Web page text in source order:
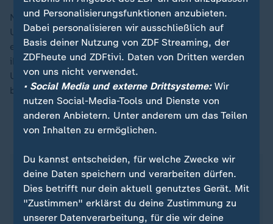
Nie ist nie ein gutes Argument, es ist alles möglich.
Und deswegen, die SPD-Spitze, zu der ich nur im
erweiterten Kreis gehöre und nicht zum Inneren, wird
ihren Weg finden. Olaf hat gesagt, er macht es wieder.
Und darüber wird jetzt zu entscheiden sein, ich hoffe
bald. Und dann gehen wir in den Wahlkampf.
ZDFheute auf WhatsApp
und Personalisierungsfunktionen anzubieten.
Dabei personalisieren wir ausschließlich auf
Basis deiner Nutzung von ZDF Streaming, der
ZDFheute und ZDFtivi. Daten von Dritten werden
von uns nicht verwendet.
• Social Media und externe Drittsysteme:Wir
nutzen Social-Media-Tools und Dienste von
anderen Anbietern. Unter anderem um das Teilen
von Inhalten zu ermöglichen.
Du kannst entscheiden, für welche Zwecke wir
deine Daten speichern und verarbeiten dürfen.
Dies betrifft nur dein aktuell genutztes Gerät. Mit
"Zustimmen" erklärst du deine Zustimmung zu
unserer Datenverarbeitung, für die wir deine